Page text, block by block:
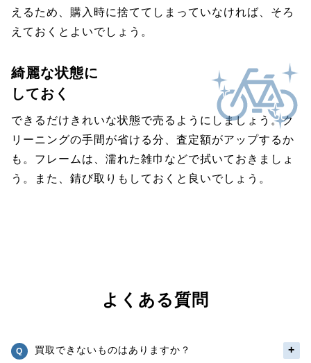
えるため、購入時に捨ててしまっていなければ、そろ
えておくとよいでしょう。
綺麗な状態に
しておく
できるだけきれいな状態で売るようにしましょう。ク
リーニングの手間が省ける分、査定額がアップするか
も。フレームは、濡れた雑巾などで拭いておきましょ
う。また、錆び取りもしておくと良いでしょう。
よくある質問
買取できないものはありますか？